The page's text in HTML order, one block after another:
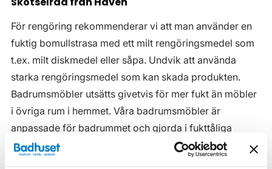
För rengöring rekommenderar vi att man använder en
fuktig bomullstrasa med ett milt rengöringsmedel som
t.ex. milt diskmedel eller såpa. Undvik att använda
starka rengöringsmedel som kan skada produkten.
Badrumsmöbler utsätts givetvis för mer fukt än möbler
i övriga rum i hemmet. Våra badrumsmöbler är
anpassade för badrummet och gjorda i fukttåliga
material. Men även om våra badrumsmöbler är det, ska